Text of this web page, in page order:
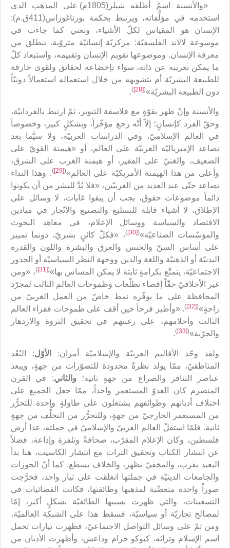
«والأنسنة اسمٌ أطلقه شيلر(1805م) على المذهب الذي
استخدمه في مؤلَّفاته، ويرتبط بحكمة بورتاغوراس(411ق.م):
الإنسان هو المقياس لكلّ الأشياء، وتعني كما جاءت في
موسوعة لالاند الفلسفيّة: مركزيّة إنسانيّة متروّية. تنطلق من
معرفة الإنسان. وموضوعها تقويم الإنسان وتقييمه، واستبعاد كلّ
ما يمكن تغريبه عن ذاته، سواء بإخضاعه لحقائق ولقوى خارقة
للطبيعة البشريّة أم بتشويهه من خلال استعماله استعمالاً دونيّاً
دون الطبيعة البشريّة»(
[28]
)
.
والأنسنة وإنْ ظهر بقوّةٍ مع فلاسفة التنوير، ثمّ ارتبط بالفردانيّة،
وحقّ الفرد كإنسانٍ؛ إلاّ أنّه رجع مؤخّراً، وبشكلٍ كبير، وخصوصاً
في العالم الإسلاميّ، وفي الدراسات العربيّة، ولا سيَّما بعد
تصاعد الإمبرياليّة الغربيّة على العالم، أو «هيمنة القويّ على
الضعيف، والغنيّ على الفقير، أو هيمنة الغرب على الشرق،
وأعلى من هذا الهيمنة الأمريكيّة على العالم»(
[29]
). وهذا النداء
تصاعد حتّى عند العديد من الغربيّين، «فلا بُدَّ للبشر من أن يكونوا
دائماً موضوعات حقوق، يجب أن يبقوا غايات، لا وسائل على
الإطلاق، لا أشياء قابلة للتسليع والتصنيع والاتّجار في ميادين
الاقتصاد والسياسة ووسائل الإعلام، في معاهد البحوث
والمؤسّسات الصناعيّة»(
[30]
)، «فكلّ كائنٍ بشريّ، دونما تمييز
على أساس السنّ والجنس والعرق والبشرة واللون والقدرة
البدنيّة أو الذهنيّة واللغة والدين ووجهة النظر السياسيّة أو الجذور
الاجتماعيّة، يتمتَّع بكرامةٍ ثابتة لا يمكن المساس بها»(
[31]
)، «ومن
غير الأخلاقيّ حقّاً إقصاء تطلّعات وطموحات العالم الثالث لمجرّد
المحافظة على ما يوفّره نمط خاصّ من العمل الغربيّ من
راحةٍ»(
[32]
). «وأطير فرحاً حين أقف على طموحات فقراء العالم
الثالث وأحلامهم، على رغبتهم في تحقيق الثروة والازدهار
والحرّية»(
[33]
)
.
ولقد وحّد الأقاليم العربيّة والإسلاميّة أمران: الأوّل: البُعْد
المناطقيّ، ممّا يولد نظرةً محدودة للتصوّرات من جهةٍ، ويبعد
عناصر التنافر والصراع من جهةٍ ثانية؛ والثاني: في القرن
المنصرم كان العدوّ المستعمر واحداً، ممّا جعل الجميع على
اختلاف أديانهم وطوائفهم يشتغلون على طاولةٍ واحدة للتحرُّر
من المستعمر الخارجيّ من جهةٍ، وللتحرُّر من التخلُّف من جهةٍ
ثانية. فلمّا استقلّ العالم العربيّ والإسلاميّ في جملته، عدا أرض
فلسطين، وكان الإعلام المقرّب، صحافةً وتلفزة وإذاعة، فضلاً
عن انتشار الكتاب وتحقيق التراث مع انتشار الكاسيت، هنا بدأ
البعيد يقرب، والمخفيّ يظهر، والخلاف يسطع. كما أنّ الحوزات
والجامعات الدينيّة في جملتها انغلقت على تيار واحد، فخرَّجت
صوراً واحدة متعصِّبة لمذهبها وطائفتها، فكانت الفضائيات في
التسعينات، والتي ظهرت بسببها الطائفيّة بشكلٍ أكبر، إمّا
لمصالح تجاريّة أو سياسيّة، فسقط هذا على الشبكة العالميّة،
ومن ثمّ على وسائل التواصل الاجتماعيّ، فظهرت تيارات تحمل
اسم الإسلام وتراثه، كبوكو حرام وداعش، وأظهرت الأديان من